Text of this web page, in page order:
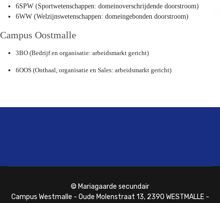
6SPW (Sportwetenschappen: domeinoverschrijdende doorstroom)
6WW (Welzijnswetenschappen: domeingebonden doorstroom)
Campus Oostmalle
3BO (Bedrijf en organisatie: arbeidsmarkt gericht)
6OOS (Onthaal, organisatie en Sales: arbeidsmarkt gericht)
© Mariagaarde secundair
Campus Westmalle - Oude Molenstraat 13, 2390 WESTMALLE -